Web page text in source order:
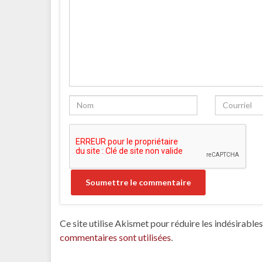
Ce site utilise Akismet pour réduire les indésirables.
commentaires sont utilisées